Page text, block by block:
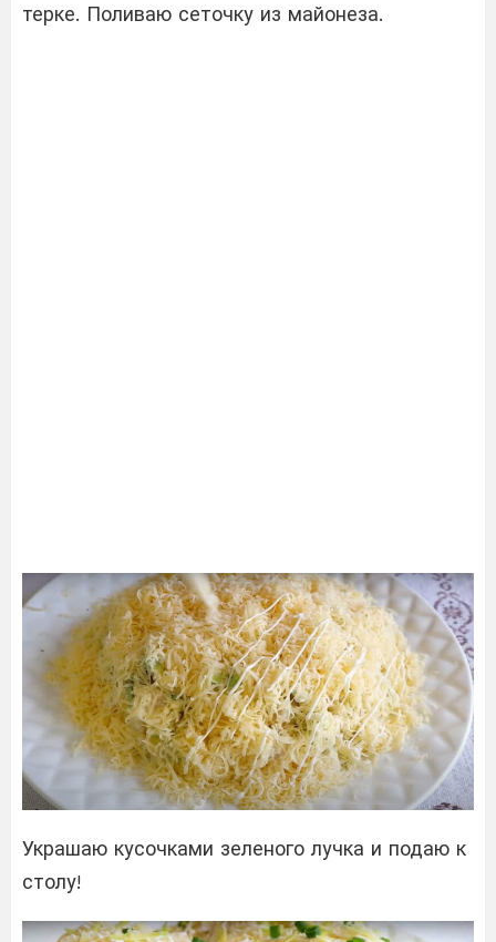
терке. Поливаю сеточку из майонеза.
Украшаю кусочками зеленого лучка и подаю к
столу!